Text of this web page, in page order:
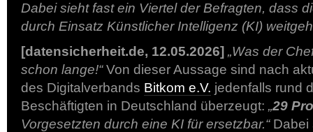
Dabei sieht fast ein Viertel der Befragten, dass
durch Einsatz Künstlicher Intelligenz (KI)
[datensicherheit.de, 12.05.2026] „Was der
schon lange!“Von dieser Aussage sind nach
des Digitalverbands Bitkom e.V. jedenfalls rund
Beschäftigten in Deutschland überzeugt: „29
Vorgesetzten durch eine KI für ersetzbar.“Dabei